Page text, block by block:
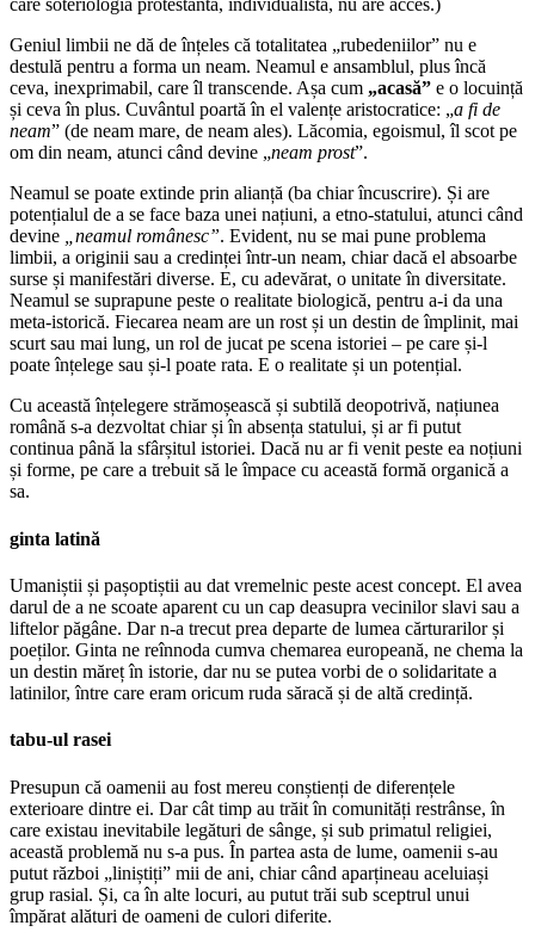
care soteriologia protestantă, individualistă, nu are acces.)
Geniul limbii ne dă de înțeles că totalitatea „rubedeniilor” nu e
destulă pentru a forma un neam. Neamul e ansamblul, plus încă
ceva, inexprimabil, care îl transcende. Așa cum „acasă” e o locuință
și ceva în plus. Cuvântul poartă în el valențe aristocratice: „a fi de
neam” (de neam mare, de neam ales). Lăcomia, egoismul, îl scot pe
om din neam, atunci când devine „neam prost”.
Neamul se poate extinde prin alianță (ba chiar încuscrire). Și are
potențialul de a se face baza unei națiuni, a etno-statului, atunci când
devine „neamul românesc”. Evident, nu se mai pune problema
limbii, a originii sau a credinței într-un neam, chiar dacă el absoarbe
surse și manifestări diverse. E, cu adevărat, o unitate în diversitate.
Neamul se suprapune peste o realitate biologică, pentru a-i da una
meta-istorică. Fiecarea neam are un rost și un destin de împlinit, mai
scurt sau mai lung, un rol de jucat pe scena istoriei – pe care și-l
poate înțelege sau și-l poate rata. E o realitate și un potențial.
Cu această înțelegere strămoșească și subtilă deopotrivă, națiunea
română s-a dezvoltat chiar și în absența statului, și ar fi putut
continua până la sfârșitul istoriei. Dacă nu ar fi venit peste ea noțiuni
și forme, pe care a trebuit să le împace cu această formă organică a
sa.
ginta latină
Umaniștii și pașoptiștii au dat vremelnic peste acest concept. El avea
darul de a ne scoate aparent cu un cap deasupra vecinilor slavi sau a
liftelor păgâne. Dar n-a trecut prea departe de lumea cărturarilor și
poeților. Ginta ne reînnoda cumva chemarea europeană, ne chema la
un destin măreț în istorie, dar nu se putea vorbi de o solidaritate a
latinilor, între care eram oricum ruda săracă și de altă credință.
tabu-ul rasei
Presupun că oamenii au fost mereu conștienți de diferențele
exterioare dintre ei. Dar cât timp au trăit în comunități restrânse, în
care existau inevitabile legături de sânge, și sub primatul religiei,
această problemă nu s-a pus. În partea asta de lume, oamenii s-au
putut război „liniștiți” mii de ani, chiar când aparțineau aceluiași
grup rasial. Și, ca în alte locuri, au putut trăi sub sceptrul unui
împărat alături de oameni de culori diferite.